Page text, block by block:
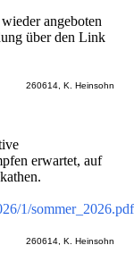
angeboten
über den Link
260614, K. Heinsohn
erwartet, auf
1/sommer_2026.pdf
260614, K. Heinsohn